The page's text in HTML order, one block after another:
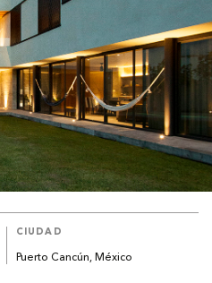
CIUDAD
Puerto Cancún, México